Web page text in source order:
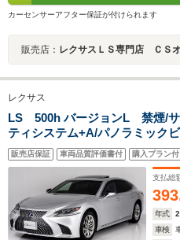
カーセンサーアフター保証が付けられます
販売店： レクサスＬＳ専門店 ＣＳオートディーラー ４
レクサス
LS 500h バージョンL 禁煙/サ
ティシステム+A/パノラミック
ナーミラー/ハンズフリーパワー
ラッシュ/レーントレーシングア
ー/全画面SDナビ
販売店保証 車両品質評価書付 購入プラン付
支払総
年式
車検